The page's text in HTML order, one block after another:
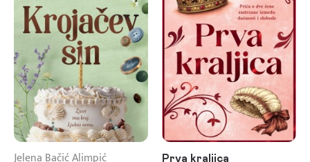
Prva kraljica